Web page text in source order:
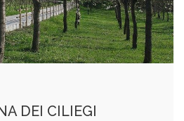
DEI CILIEGI